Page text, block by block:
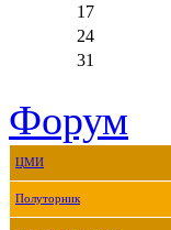
17
24
31
Форум
ЦМИ
Полуторник